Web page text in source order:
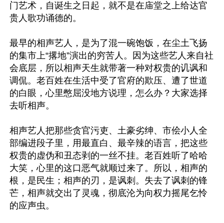
门艺术，自诞生之日起，就不是在庙堂之上给达官
贵人歌功诵德的。
最早的相声艺人，是为了混一碗饱饭，在尘土飞扬
的集市上“撂地”演出的穷苦人。因为这些艺人来自社
会底层，所以相声天生就带著一种对权贵的讥讽和
调侃。老百姓在生活中受了官府的欺压、遭了世道
的白眼，心里憋屈没地方说理，怎么办？大家选择
去听相声。
相声艺人把那些贪官污吏、土豪劣绅、市侩小人全
部编进段子里，用最直白、最辛辣的语言，把这些
权贵的虚伪和丑态剥的一丝不挂。老百姓听了哈哈
大笑，心里的这口恶气就顺过来了。所以，相声的
根，是民生；相声的刃，是讽刺。失去了讽刺的锋
芒，相声就交出了灵魂，彻底沦为向权力摇尾乞怜
的应声虫。